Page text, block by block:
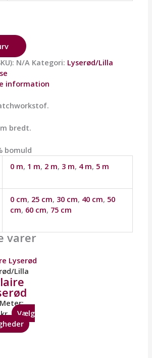
N/A Kategori: Lyserød/Lilla
information
bredt.
bomuld
0 m, 1 m, 2 m, 3 m, 4 m, 5 m
0 cm, 25 cm, 30 cm, 40 cm, 50
cm, 60 cm, 75 cm
varer
Lilla
kr.
Vælg